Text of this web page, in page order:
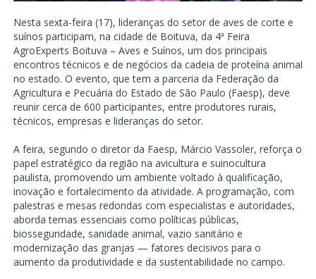
Nesta sexta-feira (17), lideranças do setor de aves de corte e
suínos participam, na cidade de Boituva, da 4ª Feira
AgroExperts Boituva – Aves e Suínos, um dos principais
encontros técnicos e de negócios da cadeia de proteína animal
no estado. O evento, que tem a parceria da Federação da
Agricultura e Pecuária do Estado de São Paulo (Faesp), deve
reunir cerca de 600 participantes, entre produtores rurais,
técnicos, empresas e lideranças do setor.
A feira, segundo o diretor da Faesp, Márcio Vassoler, reforça o
papel estratégico da região na avicultura e suinocultura
paulista, promovendo um ambiente voltado à qualificação,
inovação e fortalecimento da atividade. A programação, com
palestras e mesas redondas com especialistas e autoridades,
aborda temas essenciais como políticas públicas,
biosseguridade, sanidade animal, vazio sanitário e
modernização das granjas — fatores decisivos para o
aumento da produtividade e da sustentabilidade no campo.